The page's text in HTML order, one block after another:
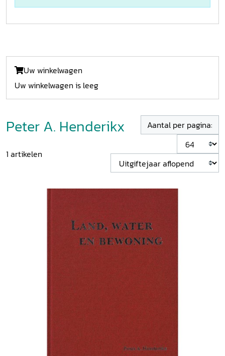
Uw winkelwagen
Uw winkelwagen is leeg
Peter A. Henderikx
1 artikelen
Aantal per pagina: